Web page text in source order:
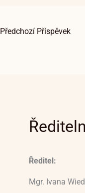
Předchozí Příspěvek
Ředitel:
Mgr. Ivana